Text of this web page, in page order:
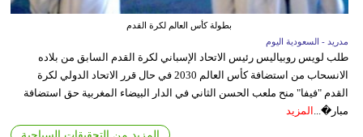
بطولة كأس العالم لكرة القدم
مدريد - السعودية اليوم
طلب لويس روبياليس رئيس الاتحاد الإسباني لكرة القدم السابق من بلاده
الانسحاب من استضافة كأس العالم 2030 في حال قرر الاتحاد الدولي لكرة
القدم "فيفا" منح ملعب الحسن الثاني في الدار البيضاء المغربية حق استضافة
مبار�... المزيد